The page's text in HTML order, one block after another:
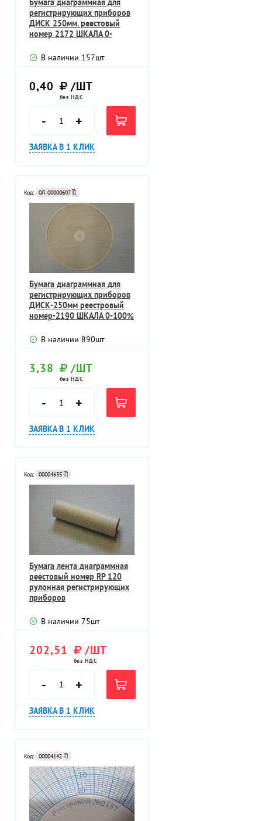
Бумага диаграммная для
регистрирующих приборов
ДИСК 250мм. реестовый
номер 2172 ШКАЛА 0-
В наличии 157шт
0,40 /ШТ
без НДС
- +
ЗАЯВКА В 1 КЛИК
Код: 0Л-00000697
Бумага диаграммная для
регистрирующих приборов
ДИСК-250мм реестровый
номер-2190 ШКАЛА 0-100%
В наличии 890шт
3,38 /ШТ
без НДС
- +
ЗАЯВКА В 1 КЛИК
Код: 00004635
Бумага лента диаграммная
реестовый номер RP 120
рулонная регистрирующих
приборов
В наличии 75шт
202,51 /ШТ
без НДС
- +
ЗАЯВКА В 1 КЛИК
Код: 00004142